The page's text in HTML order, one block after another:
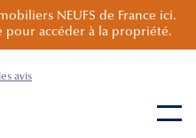
NEUFS de France ici.
pour accéder à la propriété.
avis